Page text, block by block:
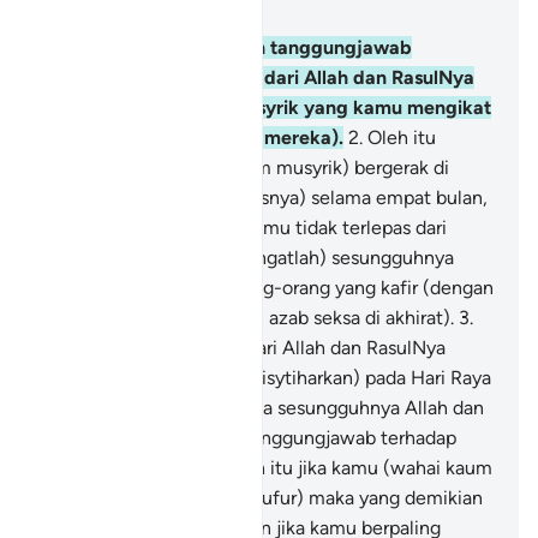
(Ini adalah) pemutusan tanggungjawab
(pembatalan perjanjian) dari Allah dan RasulNya
terhadap kaum kafir musyrik yang kamu mengikat
perjanjian setia (dengan mereka). 2. Oleh itu
hendaklah kamu (hai kaum musyrik) bergerak di
muka bumi (dengan bebasnya) selama empat bulan,
dan ketahuilah bahawa kamu tidak terlepas dari
(azab seksa) Allah. Dan (ingatlah) sesungguhnya
Allah akan menghina orang-orang yang kafir (dengan
bala bencana di dunia dan azab seksa di akhirat). 3.
Dan inilah perisytiharan dari Allah dan RasulNya
kepada umat manusia, (diisytiharkan) pada Hari Raya
Haji yang terbesar, bahawa sesungguhnya Allah dan
RasulNya memutuskan tanggungjawab terhadap
orang-orang musyrik; oleh itu jika kamu (wahai kaum
musyrik) bertaubat (dari kufur) maka yang demikian
adalah baik bagi kamu; dan jika kamu berpaling